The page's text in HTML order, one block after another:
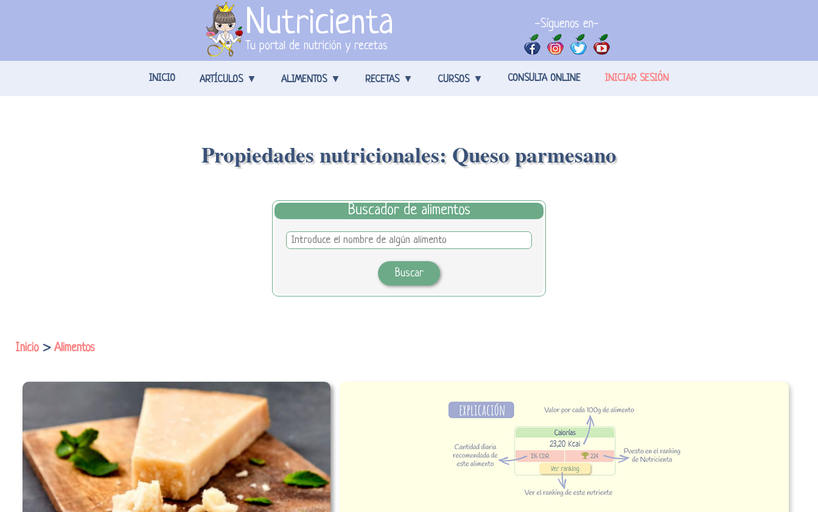
Nutricienta
Tu portal de nutrición y recetas
-Síguenos en-
INICIO ARTÍCULOS ALIMENTOS RECETAS CURSOS CONSULTA ONLINE INICIAR SESIÓN
Propiedades nutricionales: Queso parmesano
Buscador de alimentos
Inicio > Alimentos